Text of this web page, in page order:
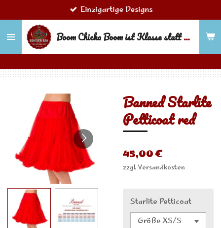
Hauptinhalt
springen
Boom Chicka Boom ist Klasse statt Masse!
Einzigartige Designs
Banned Starlite
Petticoat red
45,00 €
zzgl. Versandkosten
Starlite Petticoat